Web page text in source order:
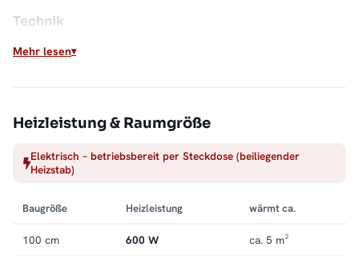
Technik
Der Stahlkorpus gibt die Wärme gleichmäßig über die schmale
Weiß hält die schmale Silhouette unauffällig, der Heizkörper
verschwindet fast in der Wand.
Montage
Wandmontage auf kleinster Fläche. Weitere Modelle finden Sie
Mehr lesen
Heizleistung & Raumgröße
Elektrisch – betriebsbereit per Steckdose (beiliegender
Heizstab)
Baugröße Heizleistung wärmt ca.
100 cm 600 W ca. 5 m²